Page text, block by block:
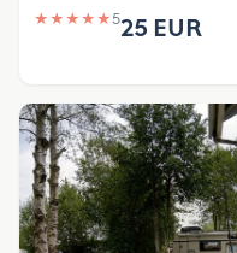
★ ★ ★ ★ ★525 EUR